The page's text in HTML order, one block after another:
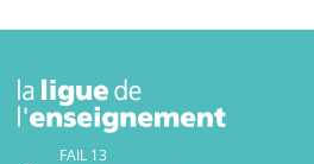
FAIL 13